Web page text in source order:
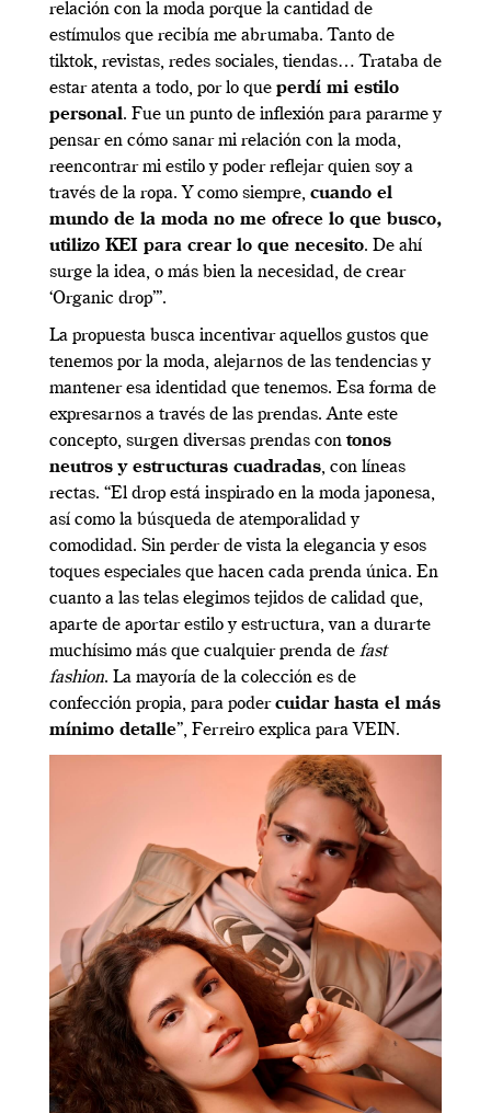
relación con la moda porque la cantidad de
estímulos que recibía me abrumaba. Tanto de
tiktok, revistas, redes sociales, tiendas… Trataba de
estar atenta a todo, por lo que perdí mi estilo
personal. Fue un punto de inflexión para pararme y
pensar en cómo sanar mi relación con la moda,
reencontrar mi estilo y poder reflejar quien soy a
través de la ropa. Y como siempre, cuando el
mundo de la moda no me ofrece lo que busco,
utilizo KEI para crear lo que necesito. De ahí
surge la idea, o más bien la necesidad, de crear
‘Organic drop’”.
La propuesta busca incentivar aquellos gustos que
tenemos por la moda, alejarnos de las tendencias y
mantener esa identidad que tenemos. Esa forma de
expresarnos a través de las prendas. Ante este
concepto, surgen diversas prendas con tonos
neutros y estructuras cuadradas, con líneas
rectas. “El drop está inspirado en la moda japonesa,
así como la búsqueda de atemporalidad y
comodidad. Sin perder de vista la elegancia y esos
toques especiales que hacen cada prenda única. En
cuanto a las telas elegimos tejidos de calidad que,
aparte de aportar estilo y estructura, van a durarte
muchísimo más que cualquier prenda de fast
fashion. La mayoría de la colección es de
confección propia, para podercuidar hasta el más
mínimo detalle”, Ferreiro explica para VEIN.